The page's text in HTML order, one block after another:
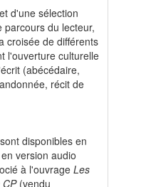
d'une sélection
parcours du lecteur,
croisée de différents
l'ouverture culturelle
(abécédaire,
récit de
disponibles en
version audio
à l'ouvrage Les
(vendu